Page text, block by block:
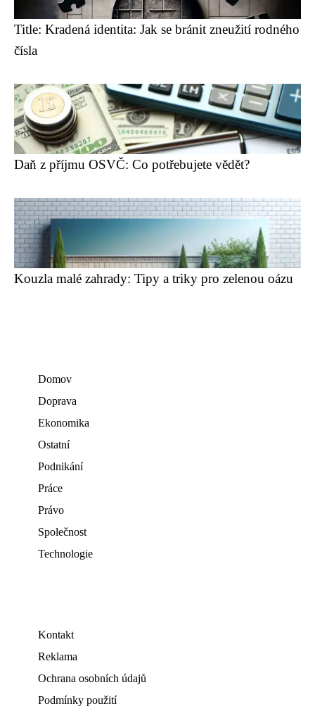
Title: Kradená identita: Jak se bránit zneužití rodného
čísla
Daň z příjmu OSVČ: Co potřebujete vědět?
Kouzla malé zahrady: Tipy a triky pro zelenou oázu
Domov
Doprava
Ekonomika
Ostatní
Podnikání
Práce
Právo
Společnost
Technologie
Kontakt
Reklama
Ochrana osobních údajů
Podmínky použití